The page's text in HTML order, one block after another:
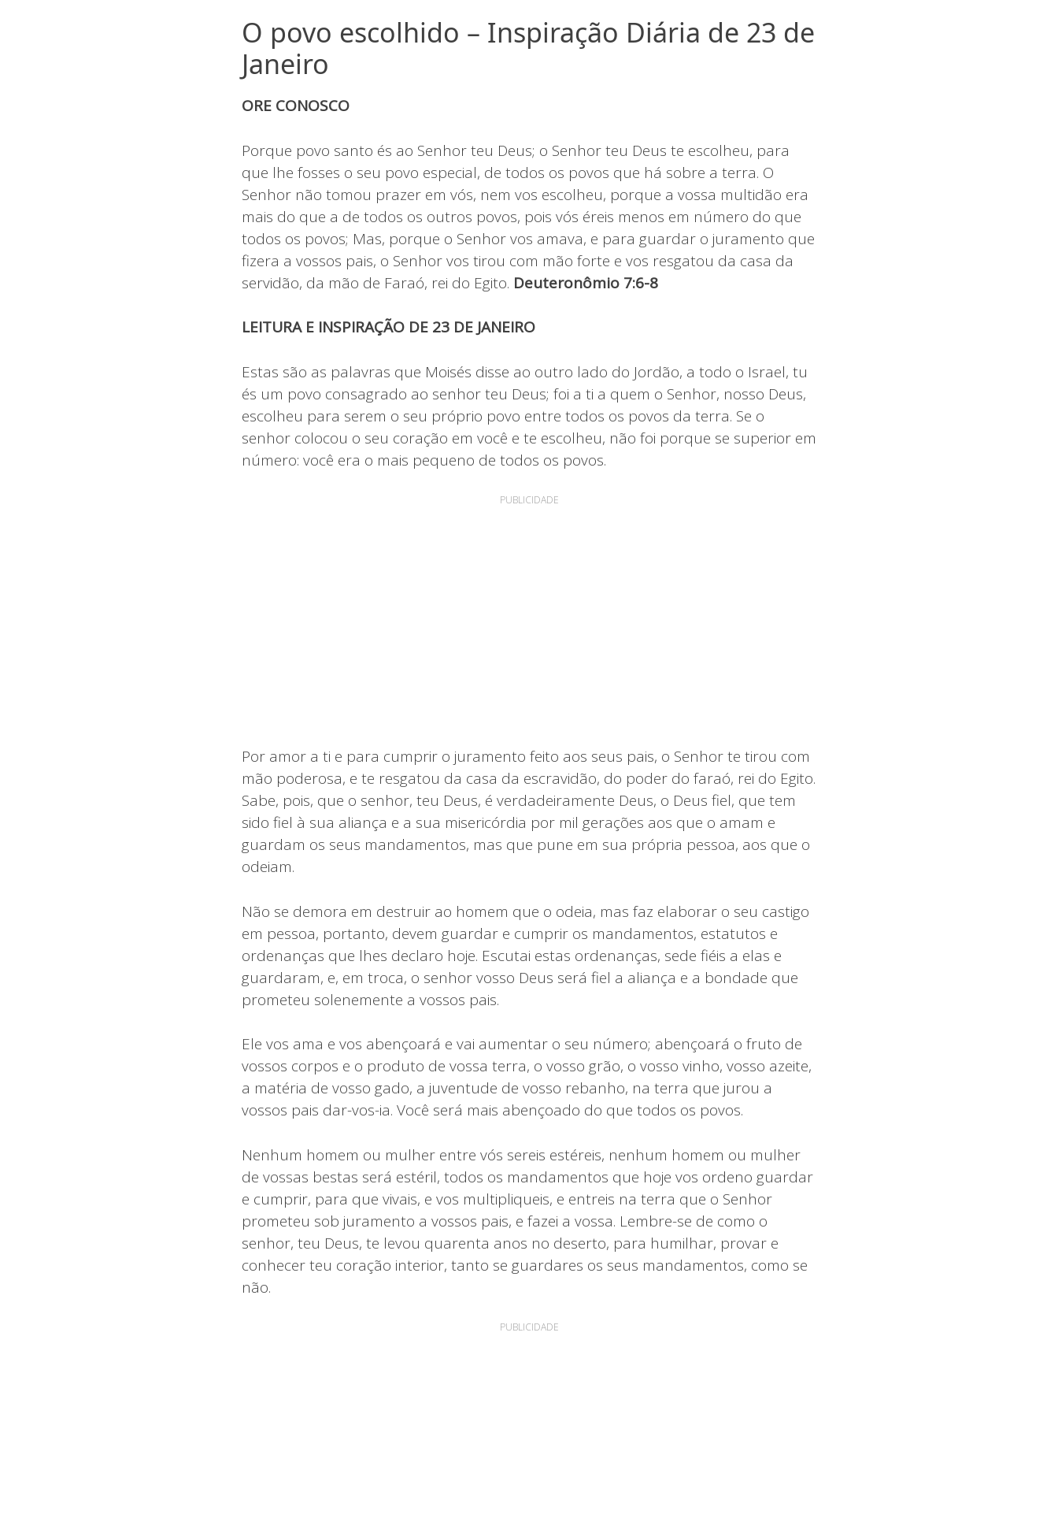
O povo escolhido – Inspiração Diária de 23 de
Janeiro
ORE CONOSCO
Porque povo santo és ao Senhor teu Deus; o Senhor teu Deus te escolheu, para
que lhe fosses o seu povo especial, de todos os povos que há sobre a terra. O
Senhor não tomou prazer em vós, nem vos escolheu, porque a vossa multidão era
mais do que a de todos os outros povos, pois vós éreis menos em número do que
todos os povos; Mas, porque o Senhor vos amava, e para guardar o juramento que
fizera a vossos pais, o Senhor vos tirou com mão forte e vos resgatou da casa da
servidão, da mão de Faraó, rei do Egito. Deuteronômio 7:6-8
LEITURA E INSPIRAÇÃO DE 23 DE JANEIRO
Estas são as palavras que Moisés disse ao outro lado do Jordão, a todo o Israel, tu
és um povo consagrado ao senhor teu Deus; foi a ti a quem o Senhor, nosso Deus,
escolheu para serem o seu próprio povo entre todos os povos da terra. Se o
senhor colocou o seu coração em você e te escolheu, não foi porque se superior em
número: você era o mais pequeno de todos os povos.
PUBLICIDADE
Por amor a ti e para cumprir o juramento feito aos seus pais, o Senhor te tirou com
mão poderosa, e te resgatou da casa da escravidão, do poder do faraó, rei do Egito.
Sabe, pois, que o senhor, teu Deus, é verdadeiramente Deus, o Deus fiel, que tem
sido fiel à sua aliança e a sua misericórdia por mil gerações aos que o amam e
guardam os seus mandamentos, mas que pune em sua própria pessoa, aos que o
odeiam.
Não se demora em destruir ao homem que o odeia, mas faz elaborar o seu castigo
em pessoa, portanto, devem guardar e cumprir os mandamentos, estatutos e
ordenanças que lhes declaro hoje. Escutai estas ordenanças, sede fiéis a elas e
guardaram, e, em troca, o senhor vosso Deus será fiel a aliança e a bondade que
prometeu solenemente a vossos pais.
Ele vos ama e vos abençoará e vai aumentar o seu número; abençoará o fruto de
vossos corpos e o produto de vossa terra, o vosso grão, o vosso vinho, vosso azeite,
a matéria de vosso gado, a juventude de vosso rebanho, na terra que jurou a
vossos pais dar-vos-ia. Você será mais abençoado do que todos os povos.
Nenhum homem ou mulher entre vós sereis estéreis, nenhum homem ou mulher
de vossas bestas será estéril, todos os mandamentos que hoje vos ordeno guardar
e cumprir, para que vivais, e vos multipliqueis, e entreis na terra que o Senhor
prometeu sob juramento a vossos pais, e fazei a vossa. Lembre-se de como o
senhor, teu Deus, te levou quarenta anos no deserto, para humilhar, provar e
conhecer teu coração interior, tanto se guardares os seus mandamentos, como se
não.
PUBLICIDADE